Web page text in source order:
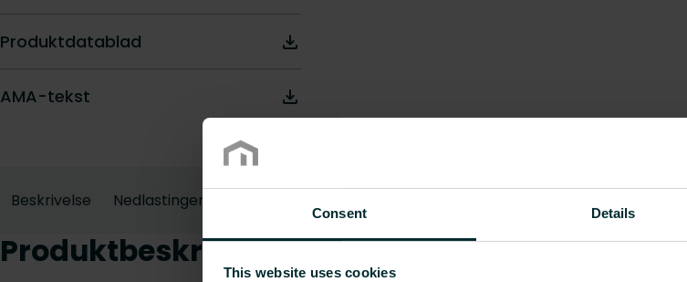
Consent Details
This website uses cookies
Produktdatablad
AMA-tekst
Beskrivelse Nedlastinger
Produktbeskrivelse